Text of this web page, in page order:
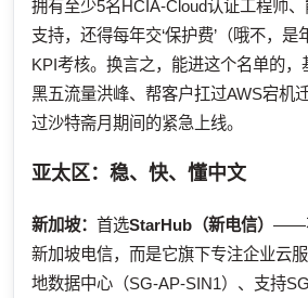
拥有至少5名HCIA-Cloud认证工程师
支持，还得每年交‘保护费’（哦不，
KPI考核。换言之，能进这个名单的，
黑五流量洪峰、帮客户扛过AWS宕机
过沙特斋月期间的紧急上线。
亚太区：稳、快、懂中文
新加坡： 首选StarHub（新电信） ——
新加坡电信，而是它旗下专注企业云
地数据中心（SG-AP-SIN1）、支持